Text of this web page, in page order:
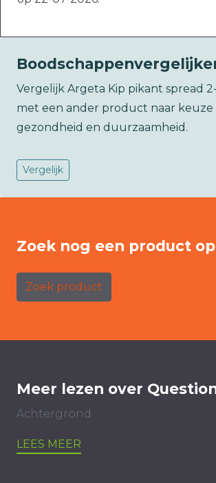
Vergelijk Argeta Kip pikant spread
met een ander product naar keuze
gezondheid en duurzaamheid.
Vergelijk
Zoek nog een product op
Zoek product
Meer lezen over
Achtergrond
LEES MEER